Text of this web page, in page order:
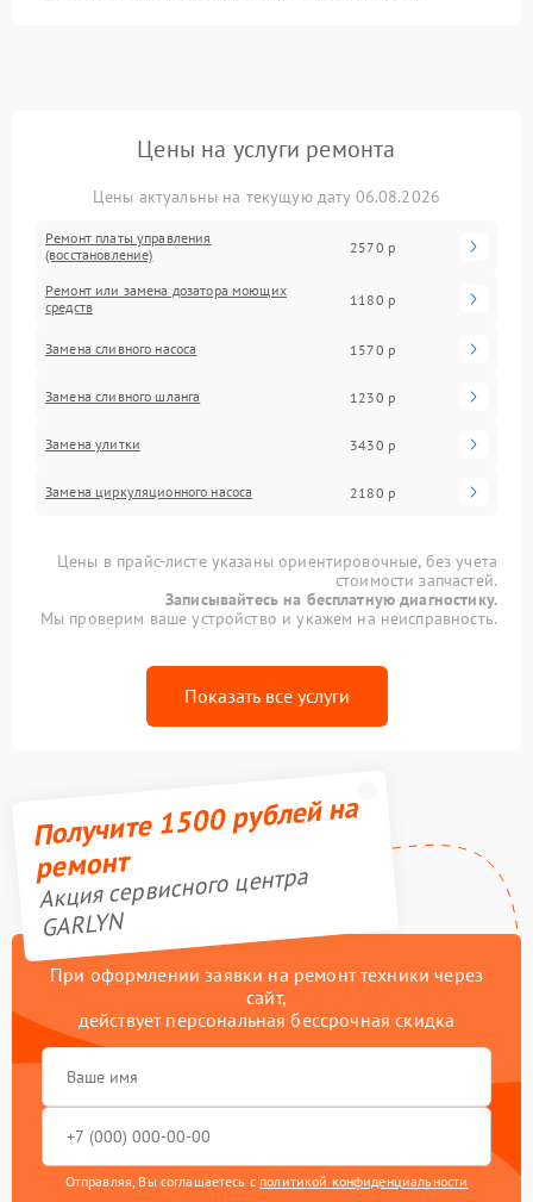
Цены на услуги ремонта
Цены актуальны на текущую дату 06.08.2026
Ремонт платы управления
(восстановление)
2570 р
Ремонт или замена дозатора моющих
средств
1180 р
Замена сливного насоса 1570 р
Замена сливного шланга 1230 р
Замена улитки 3430 р
Замена циркуляционного насоса 2180 р
Цены в прайс-листе указаны ориентировочные, без учета
стоимости запчастей.
Записывайтесь на бесплатную диагностику.
Мы проверим ваше устройство и укажем на неисправность.
Показать все услуги
Получите 1500 рублей на
ремонт
Акция сервисного центра
GARLYN
При оформлении заявки на ремонт техники через
сайт,
действует персональная бессрочная скидка
Отправляя, Вы соглашаетесь с политикой конфиденциальности